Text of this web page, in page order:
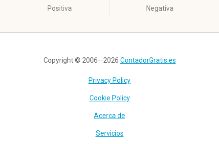
Positiva Negativa
Copyright © 2006—2026 ContadorGratis.es
Privacy Policy
Cookie Policy
Acerca de
Servicios